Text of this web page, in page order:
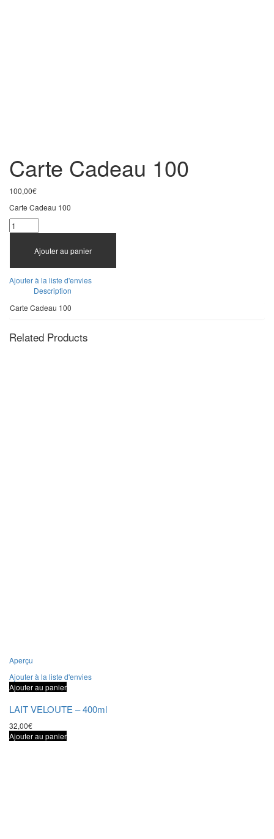
Carte Cadeau 100
100,00€
Carte Cadeau 100
Ajouter au panier
Ajouter à la liste d'envies
Description
Carte Cadeau 100
Related Products
Aperçu
Ajouter à la liste d'envies
Ajouter au panier
LAIT VELOUTE – 400ml
32,00€
Ajouter au panier